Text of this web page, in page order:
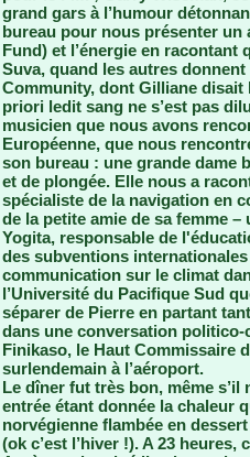
grand gars à l’humour
bureau pour nous présenter un
Fund) et l’énergie en racontant
Suva, quand les autres
Community, dont Gilliane disait
priori ledit sang ne s’est pas
musicien que nous avons
Européenne, que nous
son bureau : une grande dame
et de plongée. Elle nous a
spécialiste de la navigation en
de la petite amie de sa femme
Yogita, responsable de
des subventions
communication sur le climat
l’Université du Pacifique Sud
séparer de Pierre en partant
dans une conversation
Finikaso, le Haut Commissaire
surlendemain à l’aéroport.
Le dîner fut très bon, même
entrée étant donnée la chaleur
norvégienne flambée en
(ok c’est l’hiver !). A 23